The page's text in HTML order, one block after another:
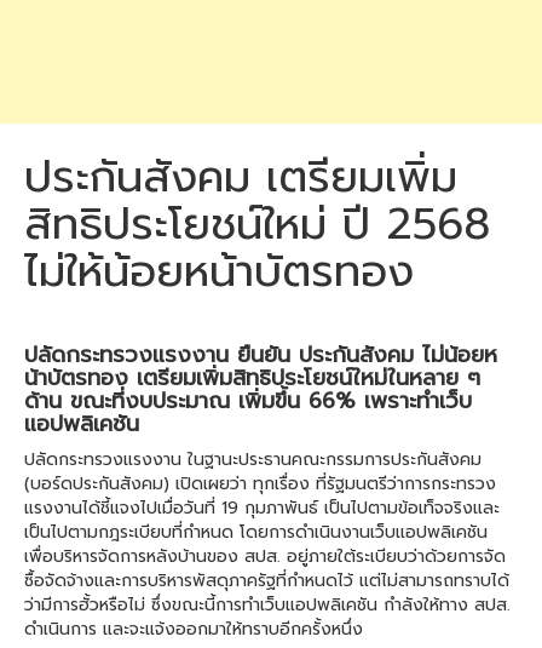
ประกันสังคม เตรียมเพิ่ม
สิทธิประโยชน์ใหม่ ปี 2568
ไม่ให้น้อยหน้าบัตรทอง
ปลัดกระทรวงแรงงาน ยืนยัน ประกันสังคม ไม่น้อยห
น้าบัตรทอง เตรียมเพิ่มสิทธิประโยชน์ใหม่ในหลาย ๆ
ด้าน ขณะที่งบประมาณ เพิ่มขึ้น 66% เพราะทำเว็บ
แอปพลิเคชัน
ปลัดกระทรวงแรงงาน ในฐานะประธานคณะกรรมการประกันสังคม
(บอร์ดประกันสังคม) เปิดเผยว่า ทุกเรื่อง ที่รัฐมนตรีว่าการกระทรวง
แรงงานได้ชี้แจงไปเมื่อวันที่ 19 กุมภาพันธ์ เป็นไปตามข้อเท็จจริงและ
เป็นไปตามกฎระเบียบที่กำหนด โดยการดำเนินงานเว็บแอปพลิเคชัน
เพื่อบริหารจัดการหลังบ้านของ สปส. อยู่ภายใต้ระเบียบว่าด้วยการจัด
ซื้อจัดจ้างและการบริหารพัสดุภาครัฐที่กำหนดไว้ แต่ไม่สามารถทราบได้
ว่ามีการฮั้วหรือไม่ ซึ่งขณะนี้การทำเว็บแอปพลิเคชัน กำลังให้ทาง สปส.
ดำเนินการ และจะแจ้งออกมาให้ทราบอีกครั้งหนึ่ง